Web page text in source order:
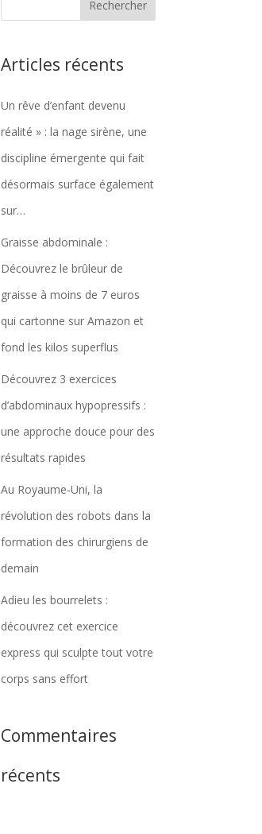
Articles récents
Un rêve d’enfant devenu
réalité » : la nage sirène, une
discipline émergente qui fait
désormais surface également
sur…
Graisse abdominale :
Découvrez le brûleur de
graisse à moins de 7 euros
qui cartonne sur Amazon et
fond les kilos superflus
Découvrez 3 exercices
d’abdominaux hypopressifs :
une approche douce pour des
résultats rapides
Au Royaume-Uni, la
révolution des robots dans la
formation des chirurgiens de
demain
Adieu les bourrelets :
découvrez cet exercice
express qui sculpte tout votre
corps sans effort
Commentaires
récents